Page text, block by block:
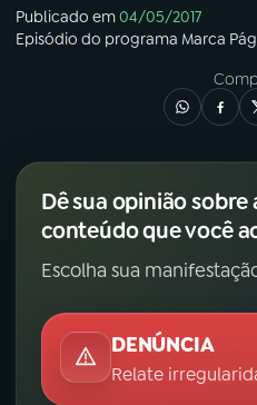
Publicado em04/05/2017
Episódio do programa Marca
Dê sua opinião
conteúdo que você
Escolha sua
DENÚNCIA
Relate